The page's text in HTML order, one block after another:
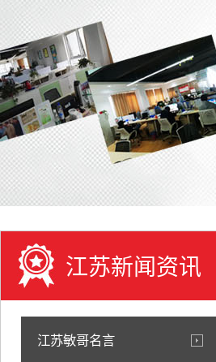
江苏新闻资讯
江苏敏哥名言